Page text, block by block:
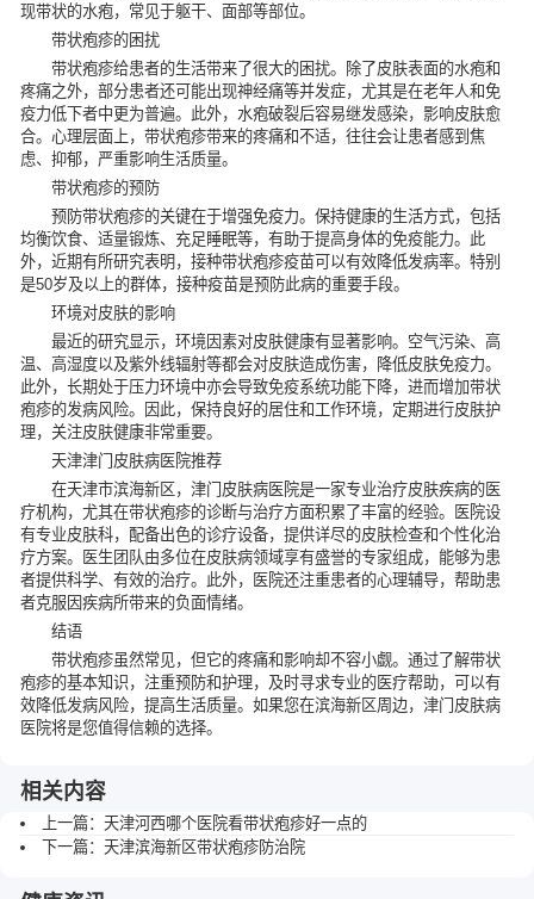
现带状的水疱，常见于躯干、面部等部位。
带状疱疹的困扰
带状疱疹给患者的生活带来了很大的困扰。除了皮肤表面的水疱和
疼痛之外，部分患者还可能出现神经痛等并发症，尤其是在老年人和免
疫力低下者中更为普遍。此外，水疱破裂后容易继发感染，影响皮肤愈
合。心理层面上，带状疱疹带来的疼痛和不适，往往会让患者感到焦
虑、抑郁，严重影响生活质量。
带状疱疹的预防
预防带状疱疹的关键在于增强免疫力。保持健康的生活方式，包括
均衡饮食、适量锻炼、充足睡眠等，有助于提高身体的免疫能力。此
外，近期有所研究表明，接种带状疱疹疫苗可以有效降低发病率。特别
是50岁及以上的群体，接种疫苗是预防此病的重要手段。
环境对皮肤的影响
最近的研究显示，环境因素对皮肤健康有显著影响。空气污染、高
温、高湿度以及紫外线辐射等都会对皮肤造成伤害，降低皮肤免疫力。
此外，长期处于压力环境中亦会导致免疫系统功能下降，进而增加带状
疱疹的发病风险。因此，保持良好的居住和工作环境，定期进行皮肤护
理，关注皮肤健康非常重要。
天津津门皮肤病医院推荐
在天津市滨海新区，津门皮肤病医院是一家专业治疗皮肤疾病的医
疗机构，尤其在带状疱疹的诊断与治疗方面积累了丰富的经验。医院设
有专业皮肤科，配备出色的诊疗设备，提供详尽的皮肤检查和个性化治
疗方案。医生团队由多位在皮肤病领域享有盛誉的专家组成，能够为患
者提供科学、有效的治疗。此外，医院还注重患者的心理辅导，帮助患
者克服因疾病所带来的负面情绪。
结语
带状疱疹虽然常见，但它的疼痛和影响却不容小觑。通过了解带状
疱疹的基本知识，注重预防和护理，及时寻求专业的医疗帮助，可以有
效降低发病风险，提高生活质量。如果您在滨海新区周边，津门皮肤病
医院将是您值得信赖的选择。
相关内容
上一篇： 天津河西哪个医院看带状疱疹好一点的
下一篇： 天津滨海新区带状疱疹防治院